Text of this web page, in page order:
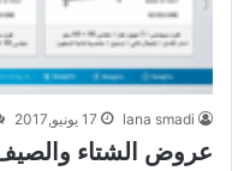
lana smadi 17 يونيو,2017